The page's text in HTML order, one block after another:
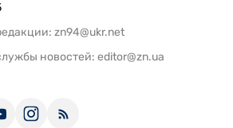
zn94@ukr.net
новостей: editor@zn.ua